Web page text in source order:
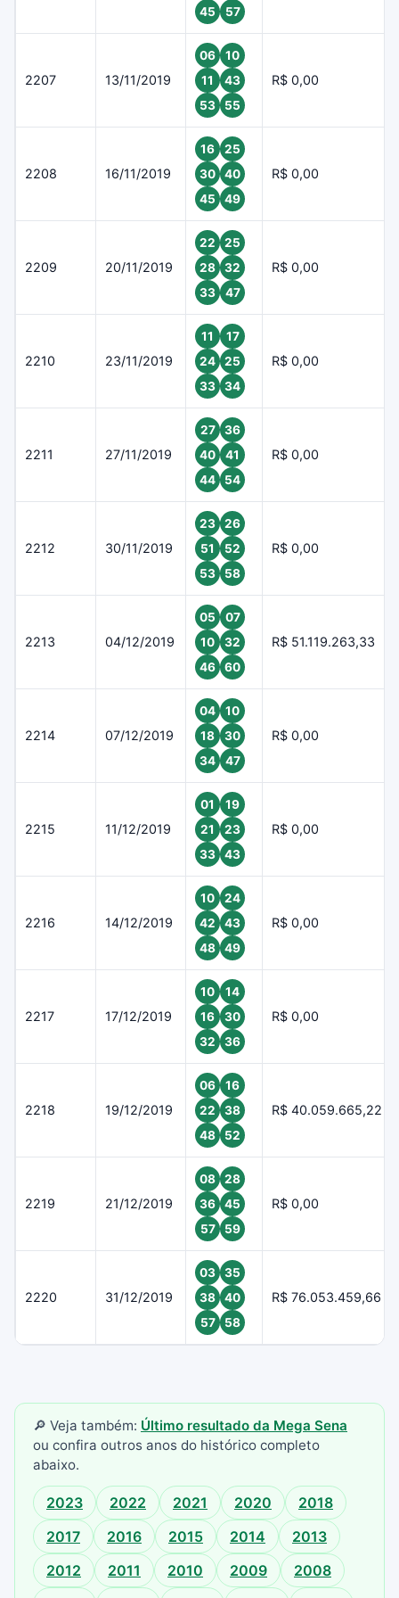
45 57
2207 13/11/2019
06
10
11
43
53
55
R$ 0,00
2208 16/11/2019
16
25
30
40
45
49
R$ 0,00
2209 20/11/2019
22
25
28
32
33
47
R$ 0,00
2210 23/11/2019
11
17
24
25
33
34
R$ 0,00
2211 27/11/2019
27
36
40
41
44
54
R$ 0,00
2212 30/11/2019
23
26
51
52
53
58
R$ 0,00
2213 04/12/2019
05
07
10
32
46
60
R$ 51.119.263,33
2214 07/12/2019
04
10
18
30
34
47
R$ 0,00
2215 11/12/2019
01
19
21
23
33
43
R$ 0,00
2216 14/12/2019
10
24
42
43
48
49
R$ 0,00
2217 17/12/2019
10
14
16
30
32
36
R$ 0,00
2218 19/12/2019
06
16
22
38
48
52
R$ 40.059.665,22
2219 21/12/2019
08
28
36
45
57
59
R$ 0,00
2220 31/12/2019
03
35
38
40
57
58
R$ 76.053.459,66
🔎 Veja também: Último resultado da Mega Sena
ou confira outros anos do histórico completo
abaixo.
2023 2022 2021 2020
2018
2017
2016 2015 2014
2013
2012
2011 2010 2009
2008